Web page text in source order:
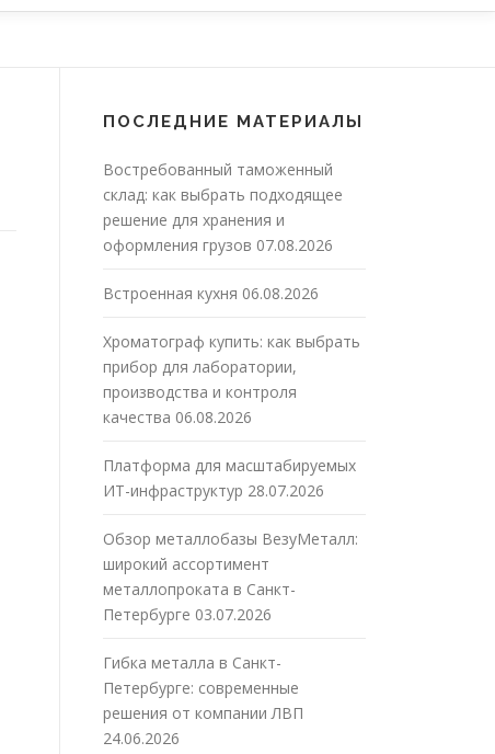
ПОСЛЕДНИЕ МАТЕРИАЛЫ
Востребованный таможенный
склад: как выбрать подходящее
решение для хранения и
оформления грузов 07.08.2026
Встроенная кухня 06.08.2026
Хроматограф купить: как выбрать
прибор для лаборатории,
производства и контроля
качества 06.08.2026
Платформа для масштабируемых
ИТ-инфраструктур 28.07.2026
Обзор металлобазы ВезуМеталл:
широкий ассортимент
металлопроката в Санкт-
Петербурге 03.07.2026
Гибка металла в Санкт-
Петербурге: современные
решения от компании ЛВП
24.06.2026